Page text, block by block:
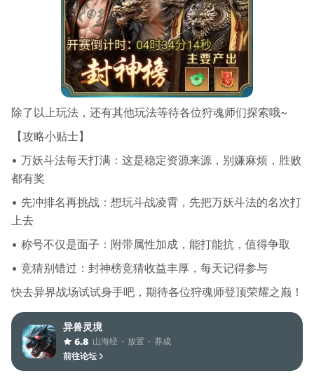
除了以上玩法，还有其他玩法等待各位狩魂师们探索哦~
【攻略小贴士】
• 万妖斗法每天打满：这是稳定资源来源，别嫌麻烦，胜败
都有奖
• 先冲排名再挑战：想玩斗战凌霄，先把万妖斗法的名次打
上去
• 称号不仅是面子：附带属性加成，能打能抗，值得争取
• 竞猜别错过：封神榜竞猜收益丰厚，每天记得参与
快去异界战场试试身手吧，期待各位狩魂师登顶荣耀之巅！
异兽灵境
6.8 山海经 放置
养成
前往论坛